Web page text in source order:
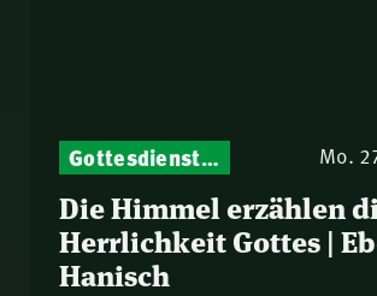
Gottesdienst-Botschaften – Jeden Sonntag neu: Aktuelle Predigten vom Mitternachtsruf Mo.
Die Himmel erzählen
Herrlichkeit Gottes |
Hanisch